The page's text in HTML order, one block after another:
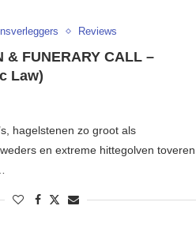
Reviews
& FUNERARY CALL –
Law)
hagelstenen zo groot als
en extreme hittegolven toveren